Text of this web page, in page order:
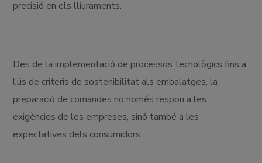
precisió en els lliuraments.
Des de la implementació de processos tecnològics fins a
l’ús de criteris de sostenibilitat als embalatges, la
preparació de comandes no només respon a les
exigències de les empreses, sinó també a les
expectatives dels consumidors.